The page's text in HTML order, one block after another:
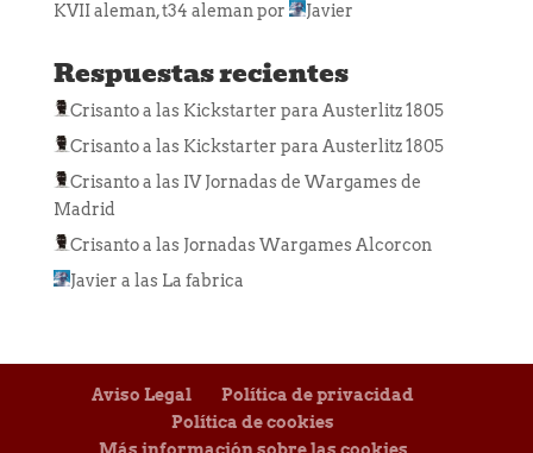
KVII aleman, t34 alemanpor Javier
Respuestas recientes
Crisantoa las Kickstarter para Austerlitz 1805
Crisantoa las Kickstarter para Austerlitz 1805
Crisantoa las IV Jornadas de Wargames de
Madrid
Crisantoa las Jornadas Wargames Alcorcon
Javier a las La fabrica
Aviso Legal
Política de privacidad
Política de cookies